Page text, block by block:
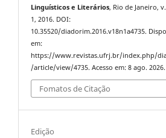
Linguísticos e Literários, Rio de Janeiro,
1, 2016. DOI:
10.35520/diadorim.2016.v18n1a4735.
em:
https://www.revistas.ufrj.br/index.php/
/article/view/4735. Acesso em: 8 ago. 2026.
Fomatos de Citação
Edição